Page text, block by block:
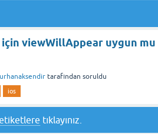
viewWillAppear uygun mu
tarafından soruldu
ios
tıklayınız.